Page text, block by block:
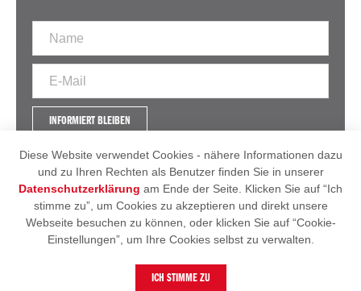
INFORMIERT BLEIBEN
IMPRESSUM
AGB
DATENSCHUTZERKLÄRUNG
Diese Website verwendet Cookies - nähere Informationen dazu
und zu Ihren Rechten als Benutzer finden Sie in unserer
Datenschutzerklärung am Ende der Seite. Klicken Sie auf “Ich
stimme zu”, um Cookies zu akzeptieren und direkt unsere
Webseite besuchen zu können, oder klicken Sie auf “Cookie-
Einstellungen”, um Ihre Cookies selbst zu verwalten.
ICH STIMME ZU